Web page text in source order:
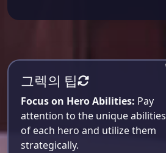
그렉의 팁
Focus on Hero Abilities: Pay
attention to the unique abilities
of each hero and utilize them
strategically.